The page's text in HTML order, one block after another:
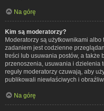
Na górę
Kim są moderatorzy?
Moderatorzy są użytkownikami
zadaniem jest codzienne
treści lub usuwania postów, a także
przenoszenia, usuwania i dzielenia
reguły moderatorzy czuwają, aby
publikowali niewłaściwych i
Na górę